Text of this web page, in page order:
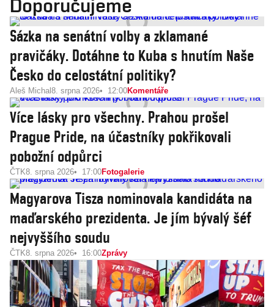
Doporučujeme
Sázka na senátní volby a zklamané
pravičáky. Dotáhne to Kuba s hnutím Naše
Česko do celostátní politiky?
Aleš Michal 8. srpna 2026 12:00Komentáře
Více lásky pro všechny. Prahou prošel
Prague Pride, na účastníky pokřikovali
pobožní odpůrci
ČTK8. srpna 2026 17:00Fotogalerie
Magyarova Tisza nominovala kandidáta na
maďarského prezidenta. Je jím bývalý šéf
nejvyššího soudu
ČTK8. srpna 2026 16:00Zprávy